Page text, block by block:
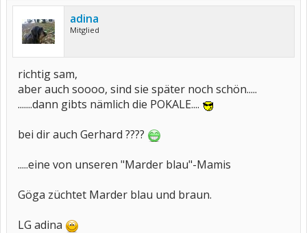
adina
Mitglied
richtig sam,
aber auch soooo, sind sie später noch schön.....
.......dann gibts nämlich die POKALE....
bei dir auch Gerhard ????
.....eine von unseren "Marder blau"-Mamis
Göga züchtet Marder blau und braun.
LG adina